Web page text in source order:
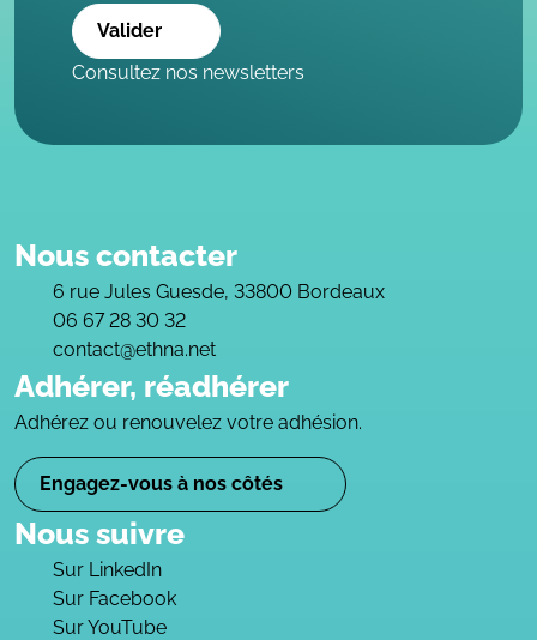
Valider
Consultez nos newsletters
Nous contacter
6 rue Jules Guesde, 33800 Bordeaux
06 67 28 30 32
contact@ethna.net
Adhérer, réadhérer
Adhérez ou renouvelez votre adhésion.
Engagez-vous à nos côtés
Nous suivre
Sur LinkedIn
Sur Facebook
Sur YouTube